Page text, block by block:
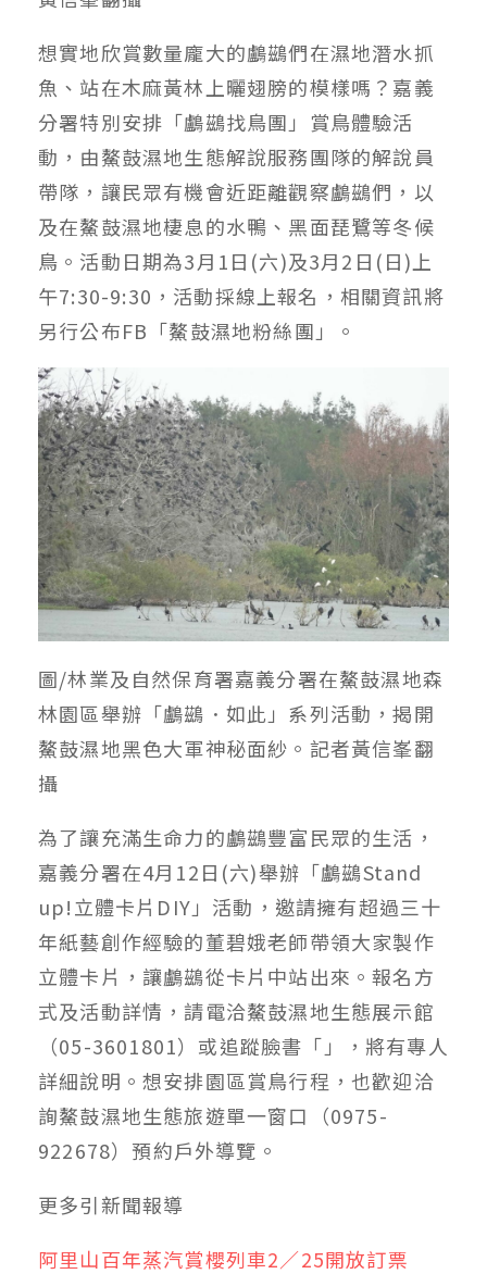
想實地欣賞數量龐大的鸕鷀們在濕地潛水抓
魚、站在木麻黃林上曬翅膀的模樣嗎？嘉義
分署特別安排「鸕鷀找鳥團」賞鳥體驗活
動，由鰲鼓濕地生態解說服務團隊的解說員
帶隊，讓民眾有機會近距離觀察鸕鷀們，以
及在鰲鼓濕地棲息的水鴨、黑面琵鷺等冬候
鳥。活動日期為3月1日(六)及3月2日(日)上
午7:30-9:30，活動採線上報名，相關資訊將
另行公布FB「鰲鼓濕地粉絲團」。
圖/林業及自然保育署嘉義分署在鰲鼓濕地森
林園區舉辦「鸕鷀．如此」系列活動，揭開
鰲鼓濕地黑色大軍神秘面紗。記者黃信峯翻
攝
為了讓充滿生命力的鸕鷀豐富民眾的生活，
嘉義分署在4月12日(六)舉辦「鸕鷀Stand
up!立體卡片DIY」活動，邀請擁有超過三十
年紙藝創作經驗的董碧娥老師帶領大家製作
立體卡片，讓鸕鷀從卡片中站出來。報名方
式及活動詳情，請電洽鰲鼓濕地生態展示館
（05-3601801）或追蹤臉書「」，將有專人
詳細說明。想安排園區賞鳥行程，也歡迎洽
詢鰲鼓濕地生態旅遊單一窗口（0975-
922678）預約戶外導覽。
更多引新聞報導
阿里山百年蒸汽賞櫻列車2／25開放訂票